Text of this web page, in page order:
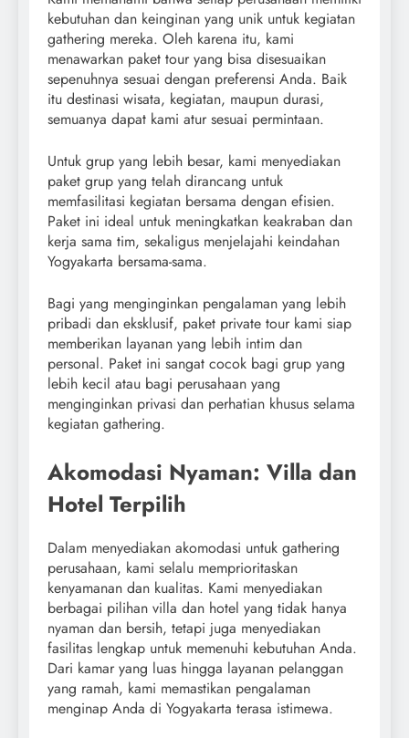
kebutuhan dan keinginan yang unik untuk kegiatan
gathering mereka. Oleh karena itu, kami
menawarkan paket tour yang bisa disesuaikan
sepenuhnya sesuai dengan preferensi Anda. Baik
itu destinasi wisata, kegiatan, maupun durasi,
semuanya dapat kami atur sesuai permintaan.
Untuk grup yang lebih besar, kami menyediakan
paket grup yang telah dirancang untuk
memfasilitasi kegiatan bersama dengan efisien.
Paket ini ideal untuk meningkatkan keakraban dan
kerja sama tim, sekaligus menjelajahi keindahan
Yogyakarta bersama-sama.
Bagi yang menginginkan pengalaman yang lebih
pribadi dan eksklusif, paket private tour kami siap
memberikan layanan yang lebih intim dan
personal. Paket ini sangat cocok bagi grup yang
lebih kecil atau bagi perusahaan yang
menginginkan privasi dan perhatian khusus selama
kegiatan gathering.
Akomodasi Nyaman: Villa dan
Hotel Terpilih
Dalam menyediakan akomodasi untuk gathering
perusahaan, kami selalu memprioritaskan
kenyamanan dan kualitas. Kami menyediakan
berbagai pilihan villa dan hotel yang tidak hanya
nyaman dan bersih, tetapi juga menyediakan
fasilitas lengkap untuk memenuhi kebutuhan Anda.
Dari kamar yang luas hingga layanan pelanggan
yang ramah, kami memastikan pengalaman
menginap Anda di Yogyakarta terasa istimewa.